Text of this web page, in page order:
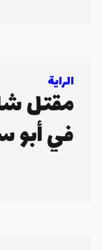
الراية
مقتل
في أبو